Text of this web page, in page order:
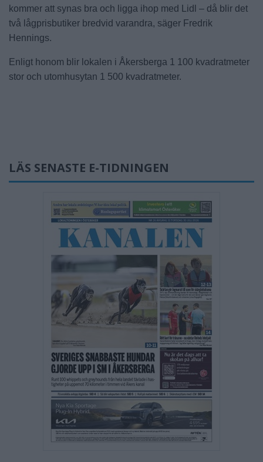
kommer att synas bra och ligga ihop med Lidl – då blir det
två lågprisbutiker bredvid varandra, säger Fredrik
Hennings.
Enligt honom blir lokalen i Åkersberga 1 100 kvadratmeter
stor och utomhusytan 1 500 kvadratmeter.
LÄS SENASTE E-TIDNINGEN